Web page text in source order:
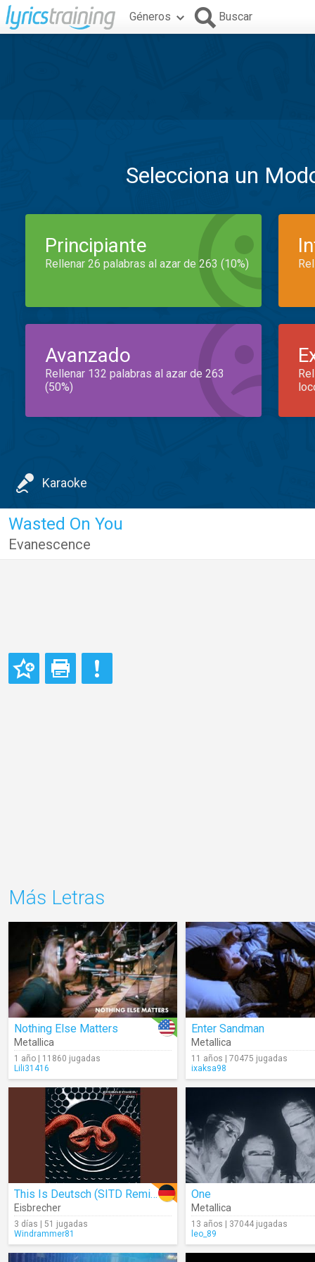
Géneros Buscar
Selecciona un
Principiante
Rellenar 26 palabras al azar de 263 (10%)
Avanzado
Rellenar 132 palabras al azar de 263
(50%)
Karaoke
Wasted On You
Evanescence
Más Letras
Nothing Else Matters
Metallica
1 año | 11860 jugadas
Lili31416
Enter Sandman
Metallica
11 años | 70475 jugadas
ixaksa98
This Is Deutsch (SITD Remix) (Audio)
Eisbrecher
3 días | 51 jugadas
Windrammer81
One
Metallica
13 años | 37044 jugadas
leo_89